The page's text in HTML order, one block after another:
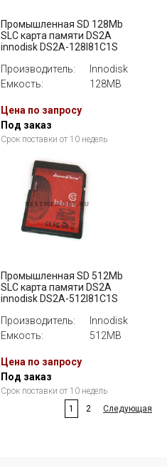
Промышленная SD 128Mb
SLC карта памяти DS2A
innodisk DS2A-128I81C1S
Производитель:
Innodisk
Емкость:
128MB
Цена по запросу
Под заказ
Срок поставки от 10 недель
Промышленная SD 512Mb
SLC карта памяти DS2A
innodisk DS2A-512I81C1S
Производитель:
Innodisk
Емкость:
512MB
Цена по запросу
Под заказ
Срок поставки от 10 недель
1
2 Следующая